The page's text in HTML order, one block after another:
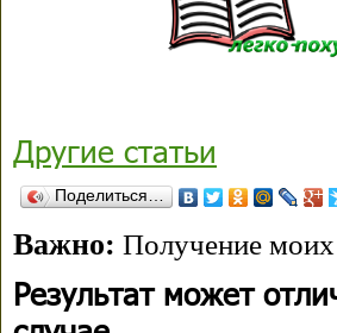
Другие статьи
Поделиться…
Важно: Получение моих
Результат может